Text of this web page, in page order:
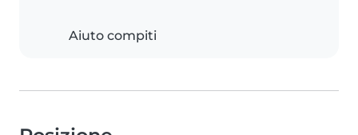
Aiuto compiti